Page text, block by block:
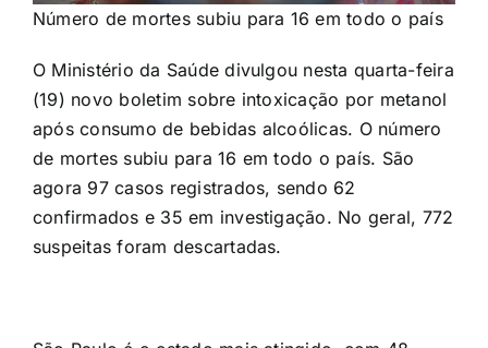
Número de mortes subiu para 16 em todo o país
O Ministério da Saúde divulgou nesta quarta-feira
(19) novo boletim sobre intoxicação por metanol
após consumo de bebidas alcoólicas. O número
de mortes subiu para 16 em todo o país. São
agora 97 casos registrados, sendo 62
confirmados e 35 em investigação. No geral, 772
suspeitas foram descartadas.